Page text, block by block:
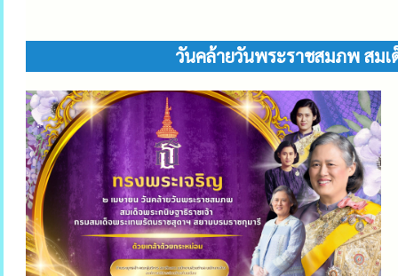
วันคล้ายวันพระราชสมภพ สมเ